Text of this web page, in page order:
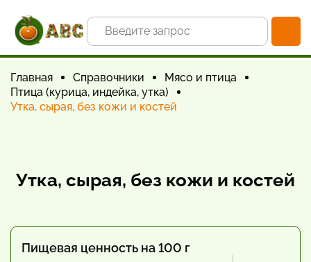
Главная Справочники
Мясо и птица
Птица (курица, индейка, утка)
Утка, сырая, без кожи и костей
Утка, сырая, без кожи и костей
Пищевая ценность на 100 г